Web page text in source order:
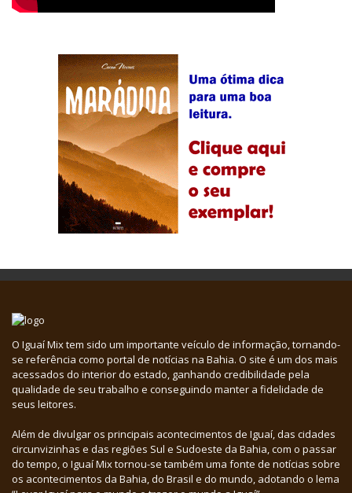
O Iguaí Mix tem sido um importante veículo de informação, tornando-
se referência como portal de notícias na Bahia. O site é um dos mais
acessados do interior do estado, ganhando credibilidade pela
qualidade de seu trabalho e conseguindo manter a fidelidade de
seus leitores.
Além de divulgar os principais acontecimentos de Iguaí, das cidades
circunvizinhas e das regiões Sul e Sudoeste da Bahia, com o passar
do tempo, o Iguaí Mix tornou-se também uma fonte de notícias sobre
os acontecimentos da Bahia, do Brasil e do mundo, adotando o lema